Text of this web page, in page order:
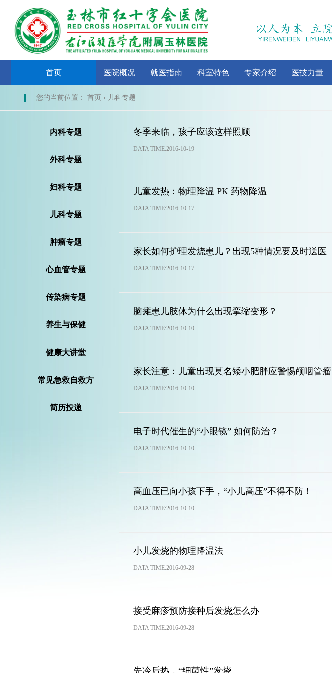
首页 医院概况 就医指南 科室特色 专家介绍 医技力量
您的当前位置： 首页 › 儿科专题
内科专题
外科专题
妇科专题
儿科专题
肿瘤专题
心血管专题
传染病专题
养生与保健
健康大讲堂
常见急救自救方
简历投递
冬季来临，孩子应该这样照顾
DATA TIME:2016-10-19
儿童发热：物理降温 PK 药物降温
DATA TIME:2016-10-17
家长如何护理发烧患儿？出现5种情况要及时送医
DATA TIME:2016-10-17
脑瘫患儿肢体为什么出现挛缩变形？
DATA TIME:2016-10-10
家长注意：儿童出现莫名矮小肥胖应警惕颅咽管瘤
DATA TIME:2016-10-10
电子时代催生的“小眼镜” 如何防治？
DATA TIME:2016-10-10
高血压已向小孩下手，“小儿高压”不得不防！
DATA TIME:2016-10-10
小儿发烧的物理降温法
DATA TIME:2016-09-28
接受麻疹预防接种后发烧怎么办
DATA TIME:2016-09-28
先冷后热，“细菌性”发烧